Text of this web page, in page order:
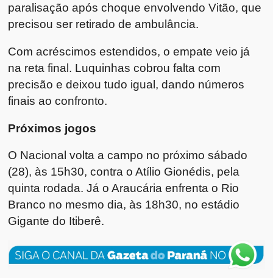
paralisação após choque envolvendo Vitão, que
precisou ser retirado de ambulância.
Com acréscimos estendidos, o empate veio já
na reta final. Luquinhas cobrou falta com
precisão e deixou tudo igual, dando números
finais ao confronto.
Próximos jogos
O Nacional volta a campo no próximo sábado
(28), às 15h30, contra o Atílio Gionédis, pela
quinta rodada. Já o Araucária enfrenta o Rio
Branco no mesmo dia, às 18h30, no estádio
Gigante do Itiberê.